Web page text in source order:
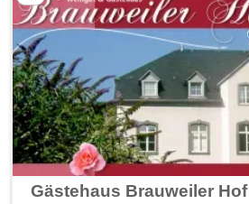
Gästehaus Brauweiler Hof